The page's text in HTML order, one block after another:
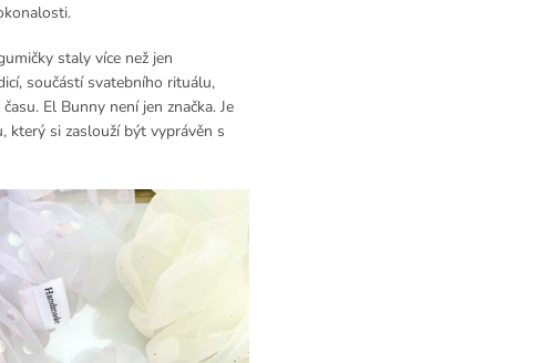
staly více než jen
součástí svatebního rituálu,
El Bunny není jen značka. Je
který si zaslouží být vyprávěn s